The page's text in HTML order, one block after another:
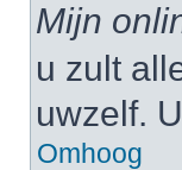
Mijn
u zult
uwzelf.
Omhoog